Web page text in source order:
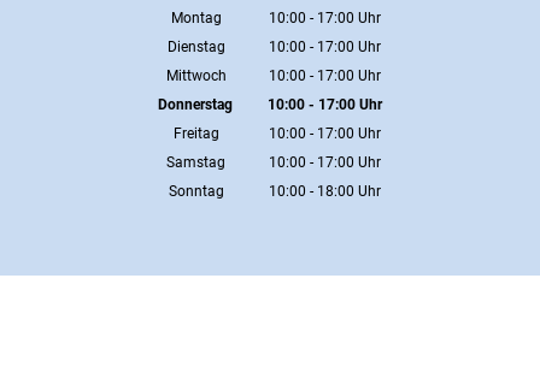
Montag 10:00 - 17:00 Uhr
Von 10:00 bis 17:00 Uhr
Dienstag 10:00 - 17:00 Uhr
Von 10:00 bis 17:00 Uhr
Mittwoch 10:00 - 17:00 Uhr
Von 10:00 bis 17:00 Uhr
Donnerstag 10:00- 17:00Uhr
Von 10:00 bis 17:00 Uhr
Freitag 10:00 - 17:00 Uhr
Von 10:00 bis 17:00 Uhr
Samstag 10:00 - 17:00 Uhr
Von 10:00 bis 17:00 Uhr
Sonntag 10:00 - 18:00 Uhr